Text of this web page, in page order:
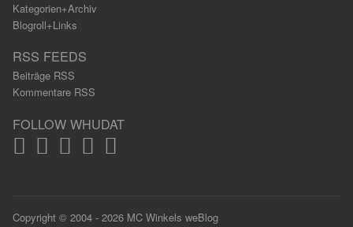
Kategorien+Archiv
Blogroll+Links
RSS FEEDS
Beiträge RSS
Kommentare RSS
FOLLOW WHUDAT
Copyright © 2004 - 2026 MC Winkels weBlog